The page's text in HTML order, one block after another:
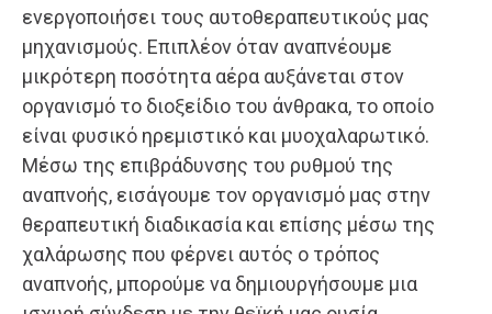
ενεργοποιήσει τους αυτοθεραπευτικούς μας
μηχανισμούς. Επιπλέον όταν αναπνέουμε
μικρότερη ποσότητα αέρα αυξάνεται στον
οργανισμό το διοξείδιο του άνθρακα, το οποίο
είναι φυσικό ηρεμιστικό και μυοχαλαρωτικό.
Μέσω της επιβράδυνσης του ρυθμού της
αναπνοής, εισάγουμε τον οργανισμό μας στην
θεραπευτική διαδικασία και επίσης μέσω της
χαλάρωσης που φέρνει αυτός ο τρόπος
αναπνοής, μπορούμε να δημιουργήσουμε μια